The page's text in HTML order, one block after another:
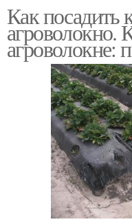
Как посадить
агроволокно.
агроволокне: